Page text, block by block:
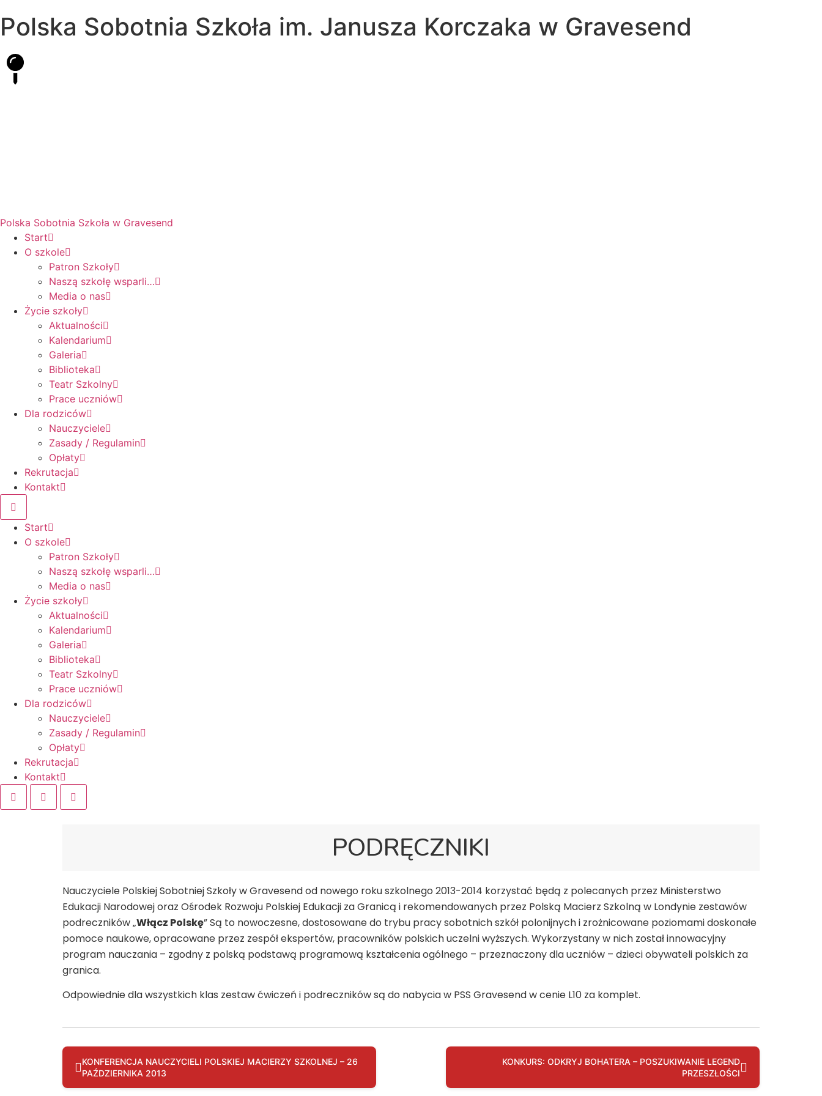
Polska Sobotnia Szkoła im. Janusza Korczaka w Gravesend
Polska Sobotnia Szkoła w Gravesend
Start
O szkole
Patron Szkoły
Naszą szkołę wsparli…
Media o nas
Życie szkoły
Aktualności
Kalendarium
Galeria
Biblioteka
Teatr Szkolny
Prace uczniów
Dla rodziców
Nauczyciele
Zasady / Regulamin
Opłaty
Rekrutacja
Kontakt
Start
O szkole
Patron Szkoły
Naszą szkołę wsparli…
Media o nas
Życie szkoły
Aktualności
Kalendarium
Galeria
Biblioteka
Teatr Szkolny
Prace uczniów
Dla rodziców
Nauczyciele
Zasady / Regulamin
Opłaty
Rekrutacja
Kontakt
PODRĘCZNIKI
Nauczyciele Polskiej Sobotniej Szkoły w Gravesend od nowego roku szkolnego 2013-2014 korzystać będą z polecanych przez Ministerstwo
Edukacji Narodowej oraz Ośrodek Rozwoju Polskiej Edukacji za Granicą i rekomendowanych przez Polską Macierz Szkolną w Londynie zestawów
podreczników „Włącz Polskę” Są to nowoczesne, dostosowane do trybu pracy sobotnich szkół polonijnych i zrożnicowane poziomami doskonałe
pomoce naukowe, opracowane przez zespół ekspertów, pracowników polskich uczelni wyższych. Wykorzystany w nich został innowacyjny
program nauczania – zgodny z polską podstawą programową kształcenia ogólnego – przeznaczony dla uczniów – dzieci obywateli polskich za
granica.
Odpowiednie dla wszystkich klas zestaw ćwiczeń i podreczników są do nabycia w PSS Gravesend w cenie L10 za komplet.
KONFERENCJA NAUCZYCIELI POLSKIEJ MACIERZY SZKOLNEJ – 26
PAŹDZIERNIKA 2013
KONKURS: ODKRYJ BOHATERA – POSZUKIWANIE LEGEND
PRZESZŁOŚCI